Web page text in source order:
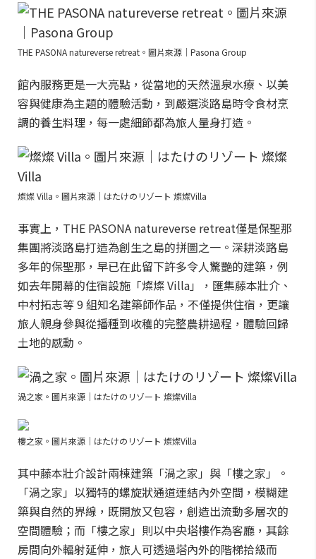
THE PASONA natureverse retreat。圖片來源｜Pasona Group
館內服務更是一大亮點，從當地的天然溫泉水療、以美
容與健康為主題的體驗活動，到嚴選淡路島時令食材烹
調的養生料理，每一處細節都為旅人量身打造。
燦燦 Villa。圖片來源｜はたけのリゾート 燦燦Villa
事實上，THE PASONA natureverse retreat僅是保聖那
集團將淡路島打造為創生之島的拼圖之一。深耕淡路島
多年的保聖那，早已在此留下許多令人驚艷的建築，例
如去年開幕的住宿設施「燦燦 Villa」，匯集藤本壯介、
中村拓志等 9 組知名建築師作品，不僅提供住宿，更讓
旅人親身參與從播種到收穫的完整農耕過程，體驗回歸
土地的感動。
渦之家。圖片來源｜はたけのリゾート 燦燦Villa
樓之家。圖片來源｜はたけのリゾート 燦燦Villa
其中藤本壯介設計兩棟建築「渦之家」與「樓之家」。
「渦之家」以獨特的螺旋狀通道連結內外空間，模糊建
築與自然的界線，既開放又包容，創造出流動多層次的
空間體驗；而「樓之家」則以中央塔樓作為客廳，其餘
房間向外輻射延伸，旅人可透過塔內外的階梯拾級而